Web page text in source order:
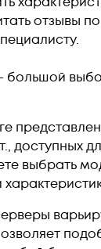
отзывы
большой
доступных
выбрать